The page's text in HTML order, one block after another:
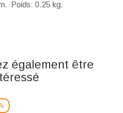
Poids: 0.25 kg.
également être